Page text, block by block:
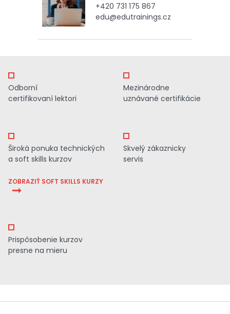
+420 731 175 867
edu@edutrainings.cz
Odborní
certifikovaní lektori
Mezinárodne
uznávané certifikácie
Široká ponuka technických
a soft skills kurzov
ZOBRAZIŤ SOFT SKILLS KURZY
Skvelý zákaznicky
servis
Prispôsobenie kurzov
presne na mieru